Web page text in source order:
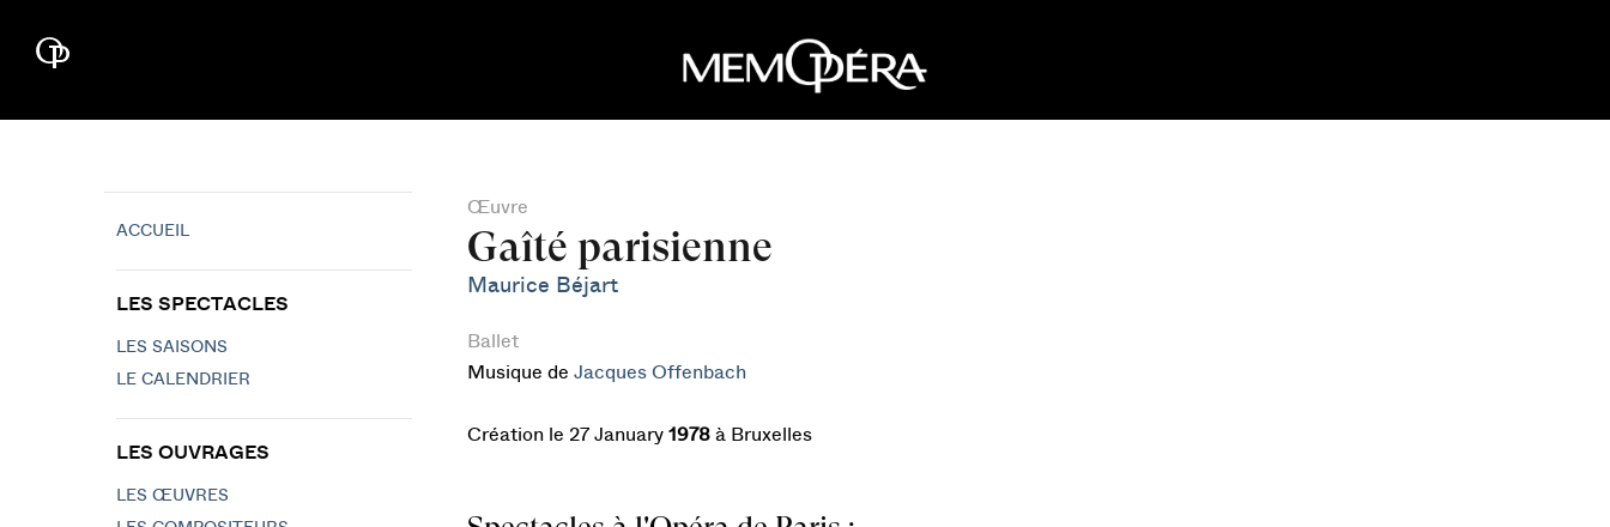
Œuvre
Gaîté parisienne
Maurice Béjart
Ballet
Musique de Jacques Offenbach
Création le 27 January 1978à Bruxelles
ACCUEIL
LES SPECTACLES
LES SAISONS
LE CALENDRIER
LES OUVRAGES
LES ŒUVRES